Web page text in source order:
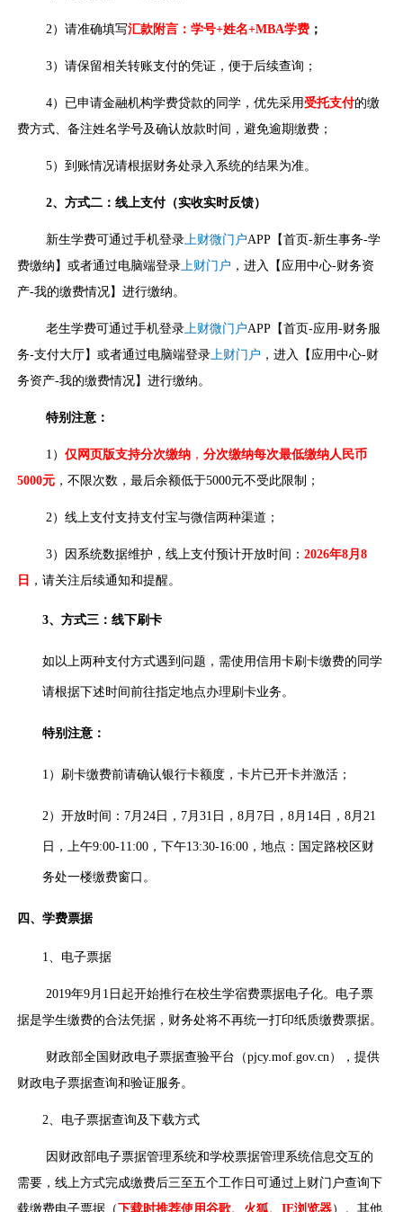
2）请准确填写汇款附言：学号+姓名+MBA学费 ；
3）请保留相关转账支付的凭证，便于后续查询；
4）已申请金融机构学费贷款的同学，优先采用受托支付的缴
费方式、备注姓名学号及确认放款时间，避免逾期缴费；
5）到账情况请根据财务处录入系统的结果为准。
2、方式二：线上支付（实收实时反馈）
新生学费可通过手机登录 上财微门户APP【首页-新生事务-学
费缴纳】或者通过电脑端登录 上财门户 ，进入【应用中心-财务资
产-我的缴费情况】进行缴纳。
老生学费可通过手机登录 上财微门户APP【首页-应用-财务服
务-支付大厅】或者通过电脑端登录 上财门户 ，进入【应用中心-财
务资产-我的缴费情况】进行缴纳。
特别注意：
1）仅网页版支持分次缴纳 ，分次缴纳每次最低缴纳人民币
5000元 ，不限次数，最后余额低于5000元不受此限制；
2）线上支付支持支付宝与微信两种渠道；
3）因系统数据维护，线上支付预计开放时间：2026年8月8
日 ，请关注后续通知和提醒。
3、方式三：线下刷卡
如以上两种支付方式遇到问题，需使用信用卡刷卡缴费的同学
请根据下述时间前往指定地点办理刷卡业务。
特别注意：
1）刷卡缴费前请确认银行卡额度，卡片已开卡并激活；
2）开放时间：7月24日，7月31日，8月7日，8月14日，8月21
日，上午9:00-11:00，下午13:30-16:00，地点：国定路校区财
务处一楼缴费窗口。
四、学费票据
1、电子票据
2019年9月1日起开始推行在校生学宿费票据电子化。电子票
据是学生缴费的合法凭据，财务处将不再统一打印纸质缴费票据。
财政部全国财政电子票据查验平台（pjcy.mof.gov.cn），提供
财政电子票据查询和验证服务。
2、电子票据查询及下载方式
因财政部电子票据管理系统和学校票据管理系统信息交互的
需要，线上方式完成缴费后三至五个工作日可通过上财门户查询下
载缴费电子票据（下载时推荐使用谷歌、火狐、IE浏览器）。其他